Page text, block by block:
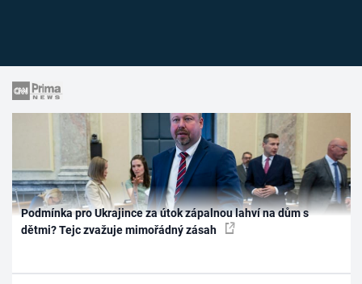
Podmínka pro Ukrajince za útok zápalnou lahví na dům s
dětmi? Tejc zvažuje mimořádný zásah